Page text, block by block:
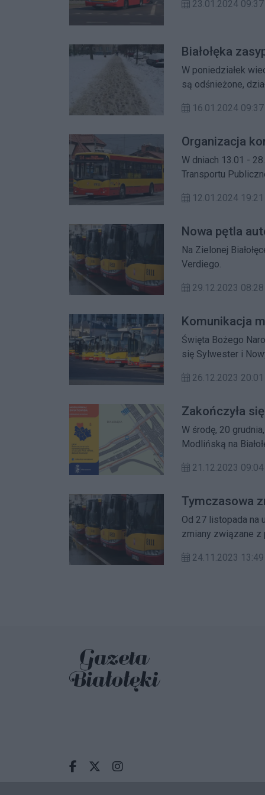
23.01.2024 09:37
Białołęka
W poniedziałek
są odśnieżone,
16.01.2024 09:37
Organizacja
W dniach 13.01 -
Transportu
12.01.2024 19:21
Nowa pętla
Na Zielonej
Verdiego.
29.12.2023 08:28
Komunikacja
Święta Bożego
się Sylwester i
26.12.2023 20:01
Zakończyła
W środę, 20
Modlińską na
21.12.2023 09:04
Tymczasowa
Od 27 listopada na
zmiany związane z
24.11.2023 13:49
Facebook.com
X.comInstagram.com